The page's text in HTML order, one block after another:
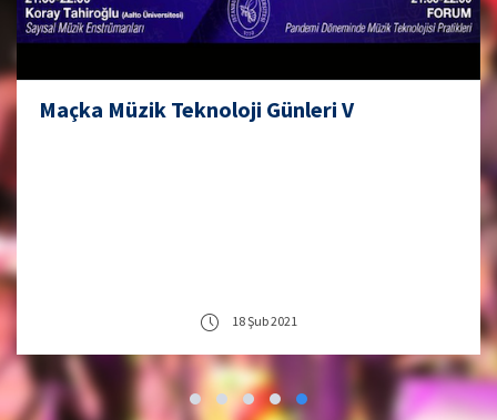
Maçka Müzik Teknoloji Günleri V
18 Şub 2021